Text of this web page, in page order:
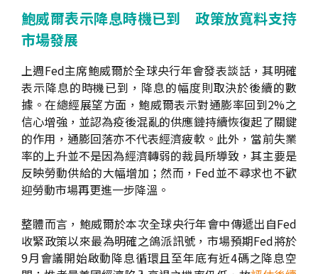
鮑威爾表示降息時機已到 政策放寬料支持
市場發展
上週Fed主席鮑威爾於全球央行年會發表談話，其明確
表示降息的時機已到，降息的幅度則取決於後續的數
據。在總經展望方面，鮑威爾表示對通膨率回到2%之
信心增強，並認為疫後混亂的供應鏈持續恢復起了關鍵
的作用，通膨回落亦不代表經濟疲軟。此外，當前失業
率的上升並不是因為經濟轉弱的裁員所導致，其主要是
反映勞動供給的大幅增加；然而，Fed並不尋求也不歡
迎勞動市場再更進一步降溫。
整體而言，鮑威爾於本次全球央行年會中傳遞出自Fed
收緊政策以來最為明確之鴿派訊號，市場預期Fed將於
9月會議開始啟動降息循環且至年底有近4碼之降息空